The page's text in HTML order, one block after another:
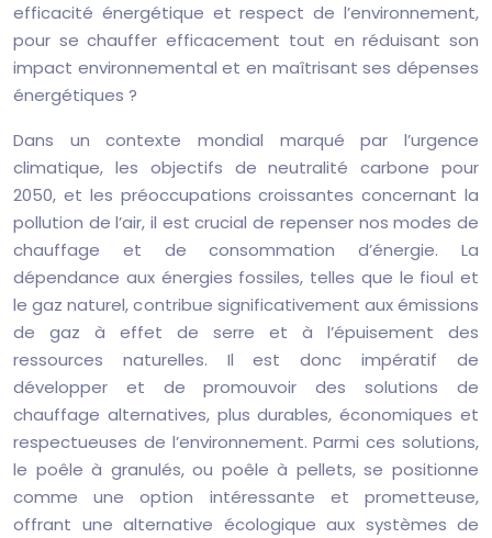
efficacité énergétique et respect de l’environnement,
pour se chauffer efficacement tout en réduisant son
impact environnemental et en maîtrisant ses dépenses
énergétiques ?
Dans un contexte mondial marqué par l’urgence
climatique, les objectifs de neutralité carbone pour
2050, et les préoccupations croissantes concernant la
pollution de l’air, il est crucial de repenser nos modes de
chauffage et de consommation d’énergie. La
dépendance aux énergies fossiles, telles que le fioul et
le gaz naturel, contribue significativement aux émissions
de gaz à effet de serre et à l’épuisement des
ressources naturelles. Il est donc impératif de
développer et de promouvoir des solutions de
chauffage alternatives, plus durables, économiques et
respectueuses de l’environnement. Parmi ces solutions,
le poêle à granulés, ou poêle à pellets, se positionne
comme une option intéressante et prometteuse,
offrant une alternative écologique aux systèmes de